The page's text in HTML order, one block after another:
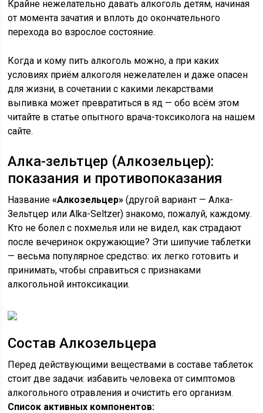
Крайне нежелательно давать алкоголь детям, начиная
от момента зачатия и вплоть до окончательного
перехода во взрослое состояние.
Когда и кому пить алкоголь можно, а при каких
условиях приём алкоголя нежелателен и даже опасен
для жизни, в сочетании с какими лекарствами
выпивка может превратиться в яд — обо всём этом
читайте в статье опытного врача-токсиколога на нашем
сайте.
Алка-зельтцер (Алкозельцер):
показания и противопоказания
Название«Алкозельцер» (другой вариант — Алка-
Зельтцер или Alka-Seltzer) знакомо, пожалуй, каждому.
Кто не болел с похмелья или не видел, как страдают
после вечеринок окружающие? Эти шипучие таблетки
— весьма популярное средство: их легко готовить и
принимать, чтобы справиться с признаками
алкогольной интоксикации.
Состав Алкозельцера
Перед действующими веществами в составе таблеток
стоит две задачи: избавить человека от симптомов
алкогольного отравления и очистить его организм.
Список активных компонентов: